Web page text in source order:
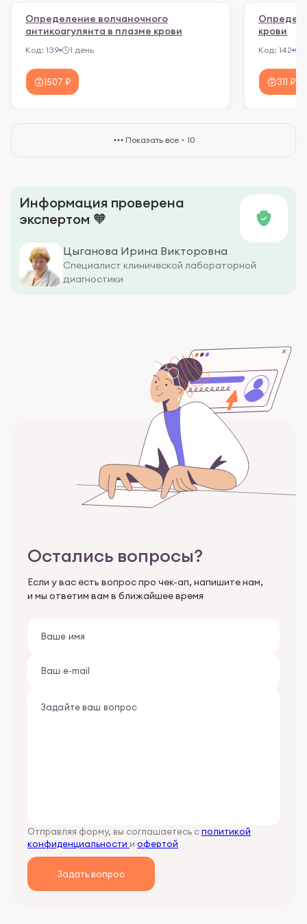
Определение волчаночного
антикоагулянта в плазме крови
Код: 139 1 день
1507 ₽
крови
Код: 142
311 ₽
Показать все 10
Информация проверена
экспертом 🧡
Цыганова Ирина Викторовна
Специалист клинической лабораторной
диагностики
Остались вопросы?
Если у вас есть вопрос про чек-ап, напишите нам,
и мы ответим вам в ближайшее время
Отправляя форму, вы соглашаетесь сполитикой
конфиденциальности и офертой
Задать вопрос